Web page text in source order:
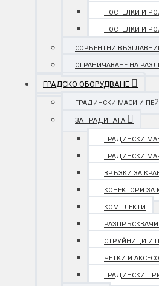
ПОСТЕЛКИ И
ПОСТЕЛКИ И
СОРБЕНТНИ
ОГРАНИЧАВАНЕ НА
ГРАДСКО ОБОРУДВАНЕ
ГРАДИНСКИ МАСИ И
ЗА ГРАДИНАТА
ГРАДИНСКИ
ГРАДИНСКИ
ВРЪЗКИ ЗА
КОНЕКТОРИ ЗА
КОМПЛЕКТИ
СТРУЙНИЦИ И
ЧЕТКИ И
ГРАДИНСКИ